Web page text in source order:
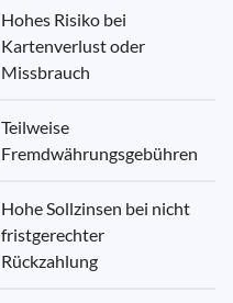
Hohes Risiko bei
Kartenverlust oder
Missbrauch
Teilweise
Fremdwährungsgebühren
Hohe Sollzinsen bei nicht
fristgerechter
Rückzahlung